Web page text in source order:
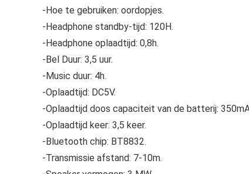
-Hoe te gebruiken: oordopjes.
-Headphone standby-tijd: 120H.
-Headphone oplaadtijd: 0,8h.
-Bel Duur: 3,5 uur.
-Music duur: 4h.
-Oplaadtijd: DC5V.
-Oplaadtijd doos capaciteit van de batterij:
-Oplaadtijd keer: 3,5 keer.
-Bluetooth chip: BT8832.
-Transmissie afstand: 7-10m.